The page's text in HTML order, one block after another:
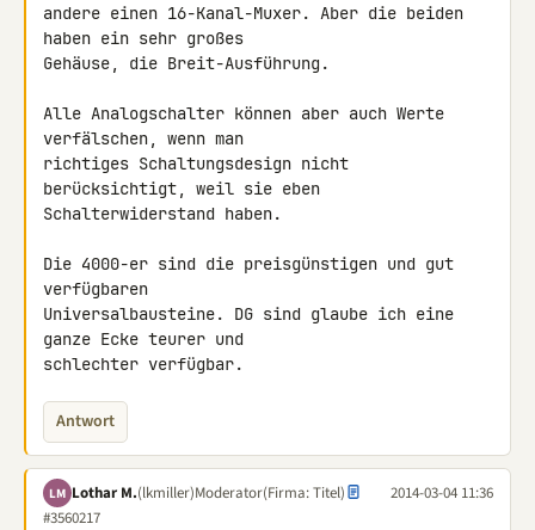
andere einen 16-Kanal-Muxer. Aber die beiden
haben ein sehr großes
Gehäuse, die Breit-Ausführung.
Alle Analogschalter können aber auch Werte
verfälschen, wenn man
richtiges Schaltungsdesign nicht
berücksichtigt, weil sie eben
Schalterwiderstand haben.
Die 4000-er sind die preisgünstigen und gut
verfügbaren
Universalbausteine. DG sind glaube ich eine
ganze Ecke teurer und
schlechter verfügbar.
Antwort
LM Lothar M.(lkmiller)Moderator(Firma: Titel)
2014-03-04 11:36
#3560217